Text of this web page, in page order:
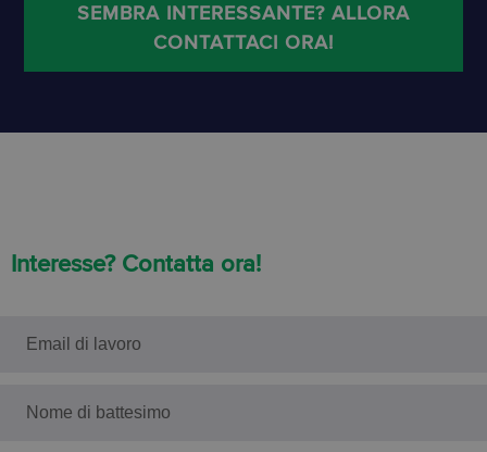
SEMBRA INTERESSANTE? ALLORA
CONTATTACI ORA!
Interesse? Contatta ora!